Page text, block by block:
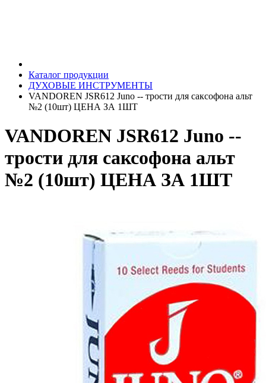
Каталог продукции
ДУХОВЫЕ ИНСТРУМЕНТЫ
VANDOREN JSR612 Juno -- трости для саксофона альт
№2 (10шт) ЦЕНА ЗА 1ШТ
VANDOREN JSR612 Juno --
трости для саксофона альт
№2 (10шт) ЦЕНА ЗА 1ШТ